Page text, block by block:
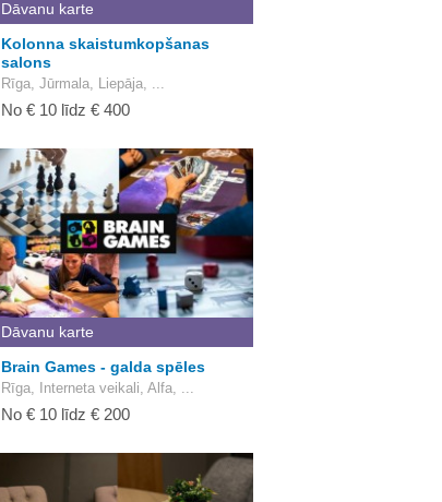
Dāvanu karte
Kolonna skaistumkopšanas
salons
Rīga, Jūrmala, Liepāja, ...
No € 10 līdz € 400
Dāvanu karte
Brain Games - galda spēles
Rīga, Interneta veikali, Alfa, ...
No € 10 līdz € 200